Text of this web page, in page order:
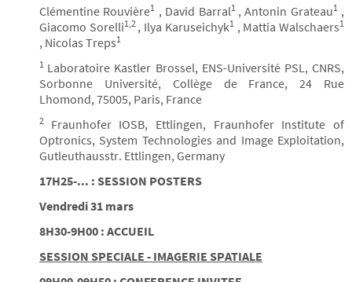
Clémentine Rouvière1 , David Barral1 , Antonin Grateau1,
Giacomo Sorelli1,2 , Ilya Karuseichyk1, Mattia Walschaers1
, Nicolas Treps1
1 Laboratoire Kastler Brossel, ENS-Université PSL, CNRS,
Sorbonne Université, Collège de France, 24 Rue
Lhomond, 75005, Paris, France
2 Fraunhofer IOSB, Ettlingen, Fraunhofer Institute of
Optronics, System Technologies and Image Exploitation,
Gutleuthausstr. Ettlingen, Germany
17H25-... : SESSION POSTERS
Vendredi 31 mars
8H30-9H00 : ACCUEIL
SESSION SPECIALE - IMAGERIE SPATIALE